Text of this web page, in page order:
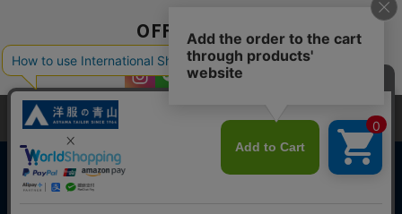
OFFICIAL SNS
当サイトでは、快適な閲覧体験とコンテンツ改善のためにCookieを使用
しています。閲覧を続けることで、Cookieの使用に同意したものとみな
します。詳細については